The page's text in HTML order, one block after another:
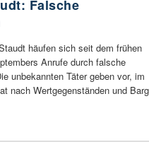
Falsche
häufen sich seit dem frühen
Anrufe durch falsche
unbekannten Täter geben vor, im
nach Wertgegenständen und